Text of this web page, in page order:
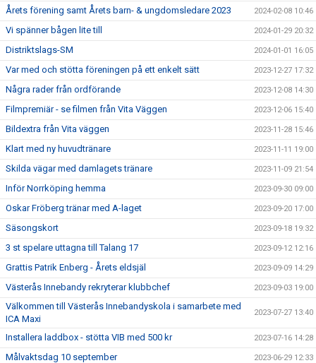
Årets förening samt Årets barn- & ungdomsledare 2023 2024-02-08 10:46
Vi spänner bågen lite till 2024-01-29 20:32
Distriktslags-SM 2024-01-01 16:05
Var med och stötta föreningen på ett enkelt sätt 2023-12-27 17:32
Några rader från ordförande 2023-12-08 14:30
Filmpremiär - se filmen från Vita Väggen 2023-12-06 15:40
Bildextra från Vita väggen 2023-11-28 15:46
Klart med ny huvudtränare 2023-11-11 19:00
Skilda vägar med damlagets tränare 2023-11-09 21:54
Inför Norrköping hemma 2023-09-30 09:00
Oskar Fröberg tränar med A-laget 2023-09-20 17:00
Säsongskort 2023-09-18 19:32
3 st spelare uttagna till Talang 17 2023-09-12 12:16
Grattis Patrik Enberg - Årets eldsjäl 2023-09-09 14:29
Västerås Innebandy rekryterar klubbchef 2023-09-03 19:00
Välkommen till Västerås Innebandyskola i samarbete med
ICA Maxi
2023-07-27 13:40
Installera laddbox - stötta VIB med 500 kr 2023-07-16 14:28
Målvaktsdag 10 september 2023-06-29 12:33